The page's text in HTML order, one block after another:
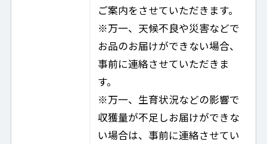
ご案内をさせていただきます。
※万一、天候不良や災害などで
お品のお届けができない場合、
事前に連絡させていただきま
す。
※万一、生育状況などの影響で
収獲量が不足しお届けができな
い場合は、事前に連絡させてい